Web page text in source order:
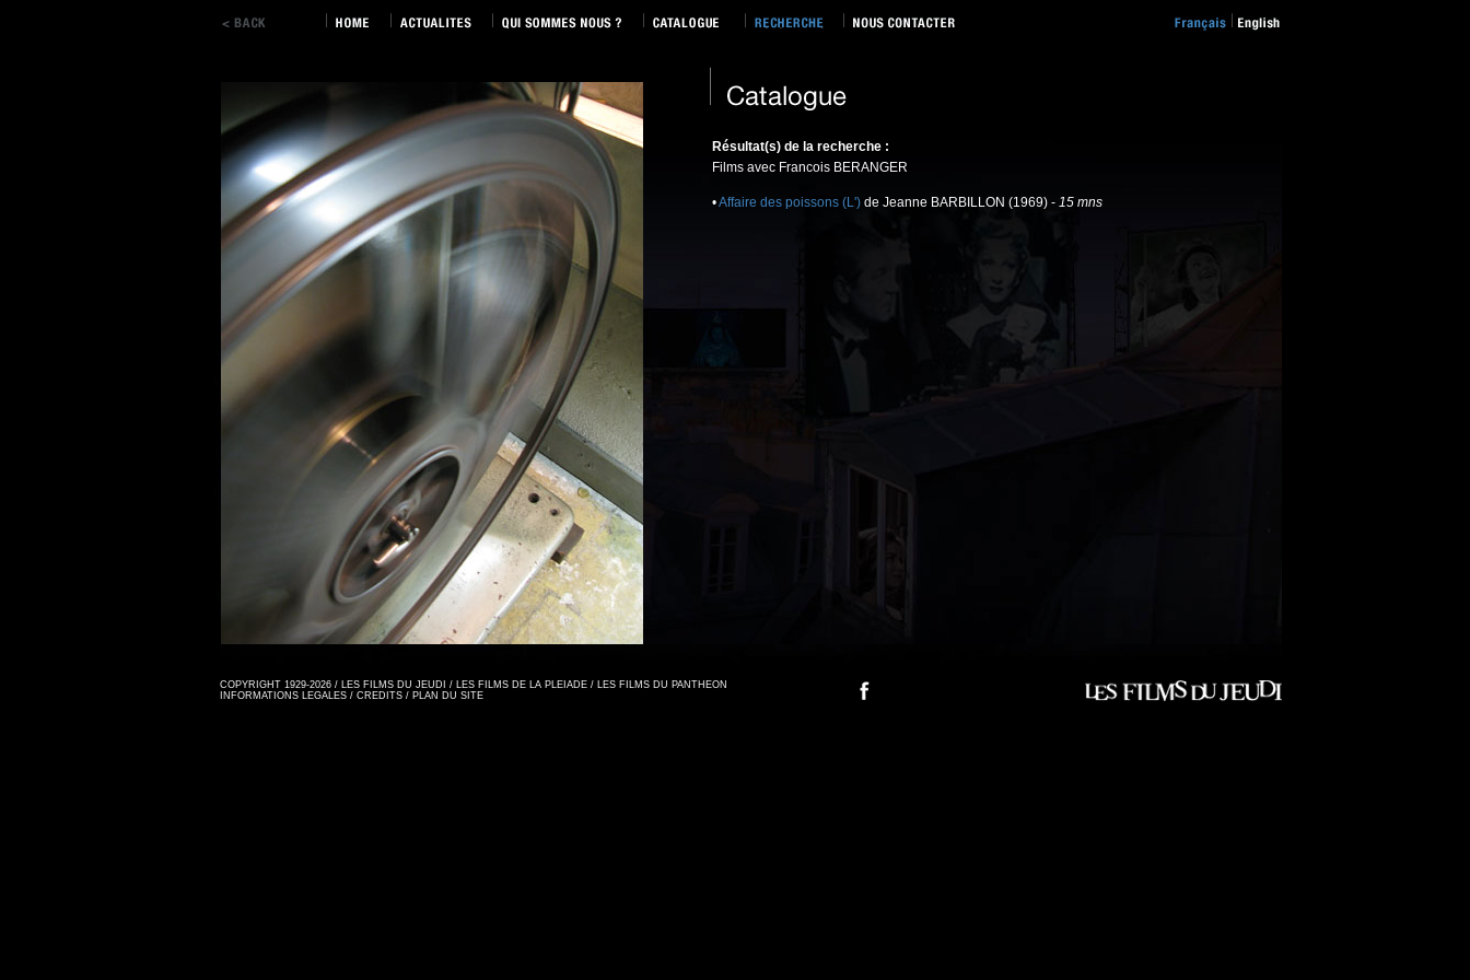
Résultat(s) de la recherche :
Films avec Francois BERANGER
•Affaire des poissons (L') de Jeanne BARBILLON (1969) - 15 mns
COPYRIGHT 1929-2026 / LES FILMS DU JEUDI / LES FILMS DE LA PLEIADE / LES FILMS DU PANTHEON
INFORMATIONS LEGALES / CREDITS / PLAN DU SITE